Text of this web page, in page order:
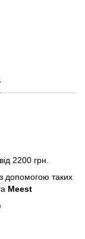
2200 грн.
з допомогою таких
Meest